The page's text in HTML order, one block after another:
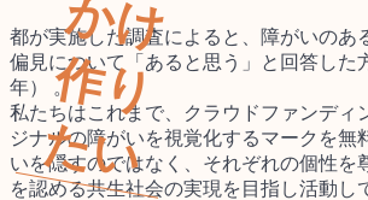
か
作
た
い
都が実施した調査によると、障がいのあ
偏見について「あると思う」と回答した
年） 。
私たちはこれまで、クラウドファンディ
ジナルの障がいを視覚化するマークを無
いを隠すのではなく、それぞれの個性を
を認める共生社会の実現を目指し活動し